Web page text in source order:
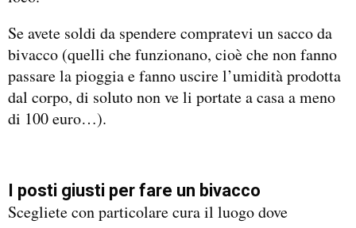
Se avete soldi da spendere compratevi un sacco da
bivacco (quelli che funzionano, cioè che non fanno
passare la pioggia e fanno uscire l’umidità prodotta
dal corpo, di soluto non ve li portate a casa a meno
di 100 euro…).
I posti giusti per fare un bivacco
Scegliete con particolare cura il luogo dove